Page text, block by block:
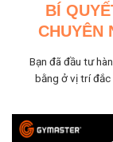
BÍ
CHUYÊN
Bạn đã đầu tư
bằng ở vị trí đắc